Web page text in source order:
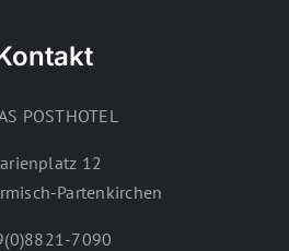
POSTHOTEL
12
Partenkirchen
7090